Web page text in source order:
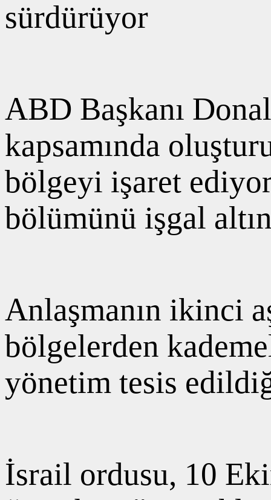
sürdürüyor
ABD Başkanı
kapsamında
bölgeyi işaret
bölümünü işgal
Anlaşmanın ikinci
bölgelerden
yönetim tesis
İsrail ordusu, 10